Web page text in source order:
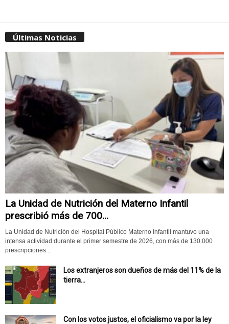
Últimas Noticias
La Unidad de Nutrición del Materno Infantil
prescribió más de 700...
La Unidad de Nutrición del Hospital Público Materno Infantil mantuvo una
intensa actividad durante el primer semestre de 2026, con más de 130.000
prescripciones...
Los extranjeros son dueños de más del 11% de la
tierra...
Con los votos justos, el oficialismo va por la ley